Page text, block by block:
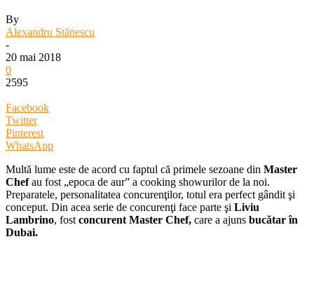
By
Alexandru Stănescu
-
20 mai 2018
0
2595
Facebook
Twitter
Pinterest
WhatsApp
Multă lume este de acord cu faptul că primele sezoane din Master
Chefau fost „epoca de aur” a cooking showurilor de la noi.
Preparatele, personalitatea concurenţilor, totul era perfect gândit şi
conceput. Din acea serie de concurenţi face parte şi Liviu
Lambrino, fost concurent Master Chef, care a ajuns bucătar în
Dubai.